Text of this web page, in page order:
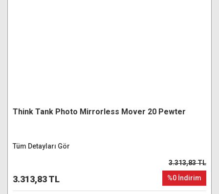
Think Tank Photo Mirrorless Mover 20 Pewter
Tüm Detayları Gör
3.313,83 TL
3.313,83 TL
%0 İndirim